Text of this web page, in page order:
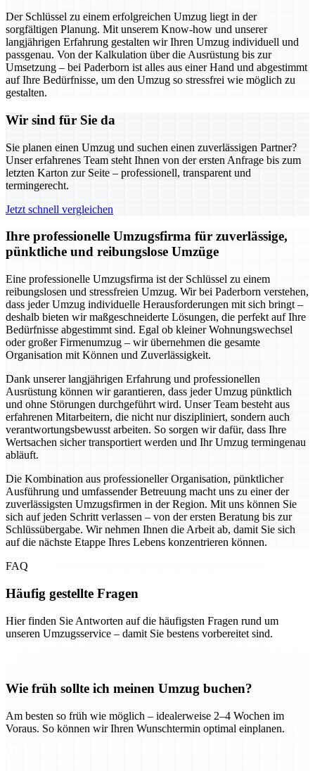
Der Schlüssel zu einem erfolgreichen Umzug liegt in der
sorgfältigen Planung. Mit unserem Know-how und unserer
langjährigen Erfahrung gestalten wir Ihren Umzug individuell und
passgenau. Von der Kalkulation über die Ausrüstung bis zur
Umsetzung – bei Paderborn ist alles aus einer Hand und abgestimmt
auf Ihre Bedürfnisse, um den Umzug so stressfrei wie möglich zu
gestalten.
Wir sind für Sie da
Sie planen einen Umzug und suchen einen zuverlässigen Partner?
Unser erfahrenes Team steht Ihnen von der ersten Anfrage bis zum
letzten Karton zur Seite – professionell, transparent und
termingerecht.
Jetzt schnell vergleichen
Ihre professionelle Umzugsfirma für zuverlässige,
pünktliche und reibungslose Umzüge
Eine professionelle Umzugsfirma ist der Schlüssel zu einem
reibungslosen und stressfreien Umzug. Wir bei Paderborn verstehen,
dass jeder Umzug individuelle Herausforderungen mit sich bringt –
deshalb bieten wir maßgeschneiderte Lösungen, die perfekt auf Ihre
Bedürfnisse abgestimmt sind. Egal ob kleiner Wohnungswechsel
oder großer Firmenumzug – wir übernehmen die gesamte
Organisation mit Können und Zuverlässigkeit.
Dank unserer langjährigen Erfahrung und professionellen
Ausrüstung können wir garantieren, dass jeder Umzug pünktlich
und ohne Störungen durchgeführt wird. Unser Team besteht aus
erfahrenen Mitarbeitern, die nicht nur diszipliniert, sondern auch
verantwortungsbewusst arbeiten. So sorgen wir dafür, dass Ihre
Wertsachen sicher transportiert werden und Ihr Umzug termingenau
abläuft.
Die Kombination aus professioneller Organisation, pünktlicher
Ausführung und umfassender Betreuung macht uns zu einer der
zuverlässigsten Umzugsfirmen in der Region. Mit uns können Sie
sich auf jeden Schritt verlassen – von der ersten Beratung bis zur
Schlüssübergabe. Wir nehmen Ihnen die Arbeit ab, damit Sie sich
auf die nächste Etappe Ihres Lebens konzentrieren können.
FAQ
Häufig gestellte Fragen
Hier finden Sie Antworten auf die häufigsten Fragen rund um
unseren Umzugsservice – damit Sie bestens vorbereitet sind.
Wie früh sollte ich meinen Umzug buchen?
Am besten so früh wie möglich – idealerweise 2–4 Wochen im
Voraus. So können wir Ihren Wunschtermin optimal einplanen.